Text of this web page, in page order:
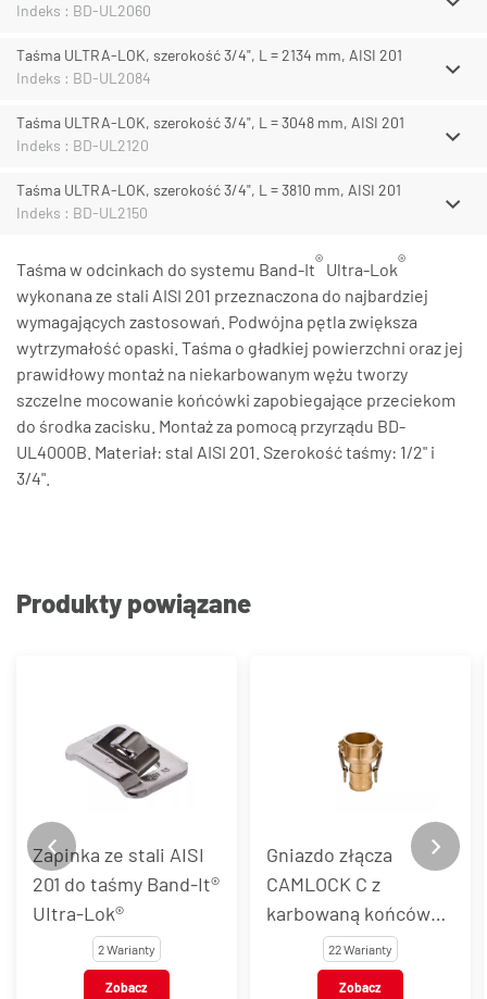
Indeks : BD-UL2060
Taśma ULTRA-LOK, szerokość 3/4", L = 2134 mm, AISI 201
Indeks : BD-UL2084
Taśma ULTRA-LOK, szerokość 3/4", L = 3048 mm, AISI 201
Indeks : BD-UL2120
Taśma ULTRA-LOK, szerokość 3/4", L = 3810 mm, AISI 201
Indeks : BD-UL2150
Taśma w odcinkach do systemu Band-It® Ultra-Lok®
wykonana ze stali AISI 201 przeznaczona do najbardziej
wymagających zastosowań. Podwójna pętla zwiększa
wytrzymałość opaski. Taśma o gładkiej powierzchni oraz jej
prawidłowy montaż na niekarbowanym wężu tworzy
szczelne mocowanie końcówki zapobiegające przeciekom
do środka zacisku. Montaż za pomocą przyrządu BD-
UL4000B. Materiał: stal AISI 201. Szerokość taśmy: 1/2" i
3/4".
Produkty powiązane
Zapinka ze stali AISI
201 do taśmy Band-It®
UItra-Lok®
2 Warianty
Zobacz
Gniazdo złącza
CAMLOCK C z
karbowaną końcówką
do węża, mosiądz
22 Warianty
Zobacz